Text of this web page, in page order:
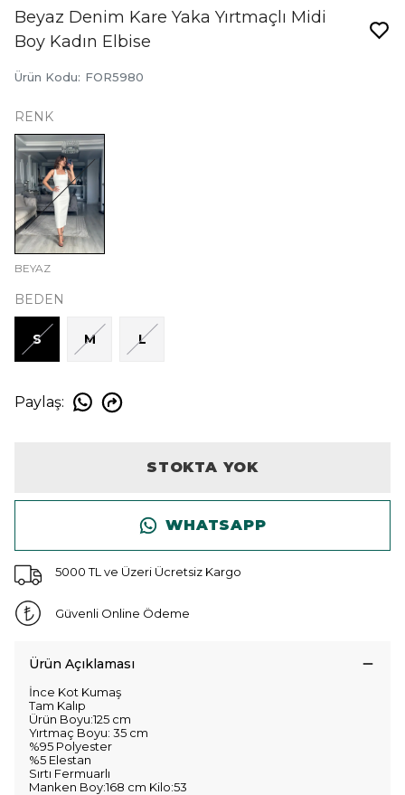
Beyaz Denim Kare Yaka Yırtmaçlı Midi
Boy Kadın Elbise
Ürün Kodu: FOR5980
RENK
BEYAZ
BEDEN
S M L
Paylaş:
STOKTA YOK
WHATSAPP
5000 TL ve Üzeri Ücretsiz Kargo
Güvenli Online Ödeme
Ürün Açıklaması
İnce Kot Kumaş
Tam Kalıp
Ürün Boyu:125 cm
Yırtmaç Boyu: 35 cm
%95 Polyester
%5 Elestan
Sırtı Fermuarlı
Manken Boy:168 cm Kilo:53